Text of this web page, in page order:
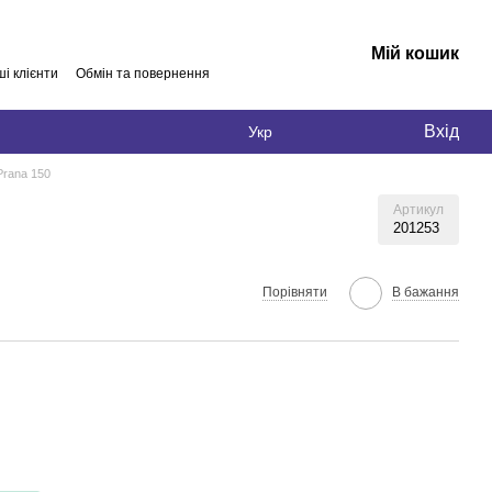
клієнти
Обмін та повернення
Мій кошик
Укр Вхід
150
Артикул
201253
Порівняти В бажання